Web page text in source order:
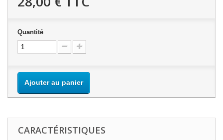
Quantité
Ajouter au panier
CARACTÉRISTIQUES